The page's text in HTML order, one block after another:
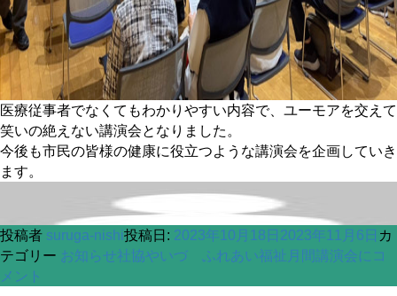
医療従事者でなくてもわかりやすい内容で、ユーモアを交えて
笑いの絶えない講演会となりました。
今後も市民の皆様の健康に役立つような講演会を企画していき
ます。
投稿者 suruga-nishi投稿日: 2023年10月18日 2023年11月6日 カ
テゴリー お知らせ社協やいづ ふれあい福祉月間講演会に コ
メント